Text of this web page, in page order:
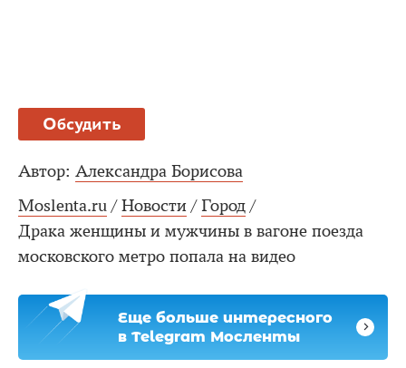
Обсудить
Автор: Александра Борисова
Moslenta.ru / Новости / Город /
Драка женщины и мужчины в вагоне поезда
московского метро попала на видео
Еще больше интересного
в Telegram Мосленты